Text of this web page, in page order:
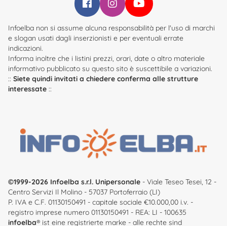
Infoelba su Facebook
Infoelba su Instagram
Infoelba su YouTube
Infoelba non si assume alcuna responsabilità per l'uso di marchi
e slogan usati dagli inserzionisti e per eventuali errate
indicazioni.
Informa inoltre che i listini prezzi, orari, date o altro materiale
informativo pubblicato su questo sito è suscettibile a variazioni.
:: Siete quindi invitati a chiedere conferma alle strutture
interessate ::
©1999-2026 Infoelba s.r.l. Unipersonale - Viale Teseo Tesei, 12 -
Centro Servizi Il Molino - 57037 Portoferraio (LI)
P. IVA e C.F. 01130150491 - capitale sociale €10.000,00 i.v. -
registro imprese numero 01130150491 - REA: LI - 100635
infoelba® ist eine registrierte marke - alle rechte sind